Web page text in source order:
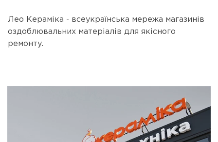
Лео Кераміка - всеукраїнська мережа магазинів
оздоблювальних матеріалів для якісного
ремонту.